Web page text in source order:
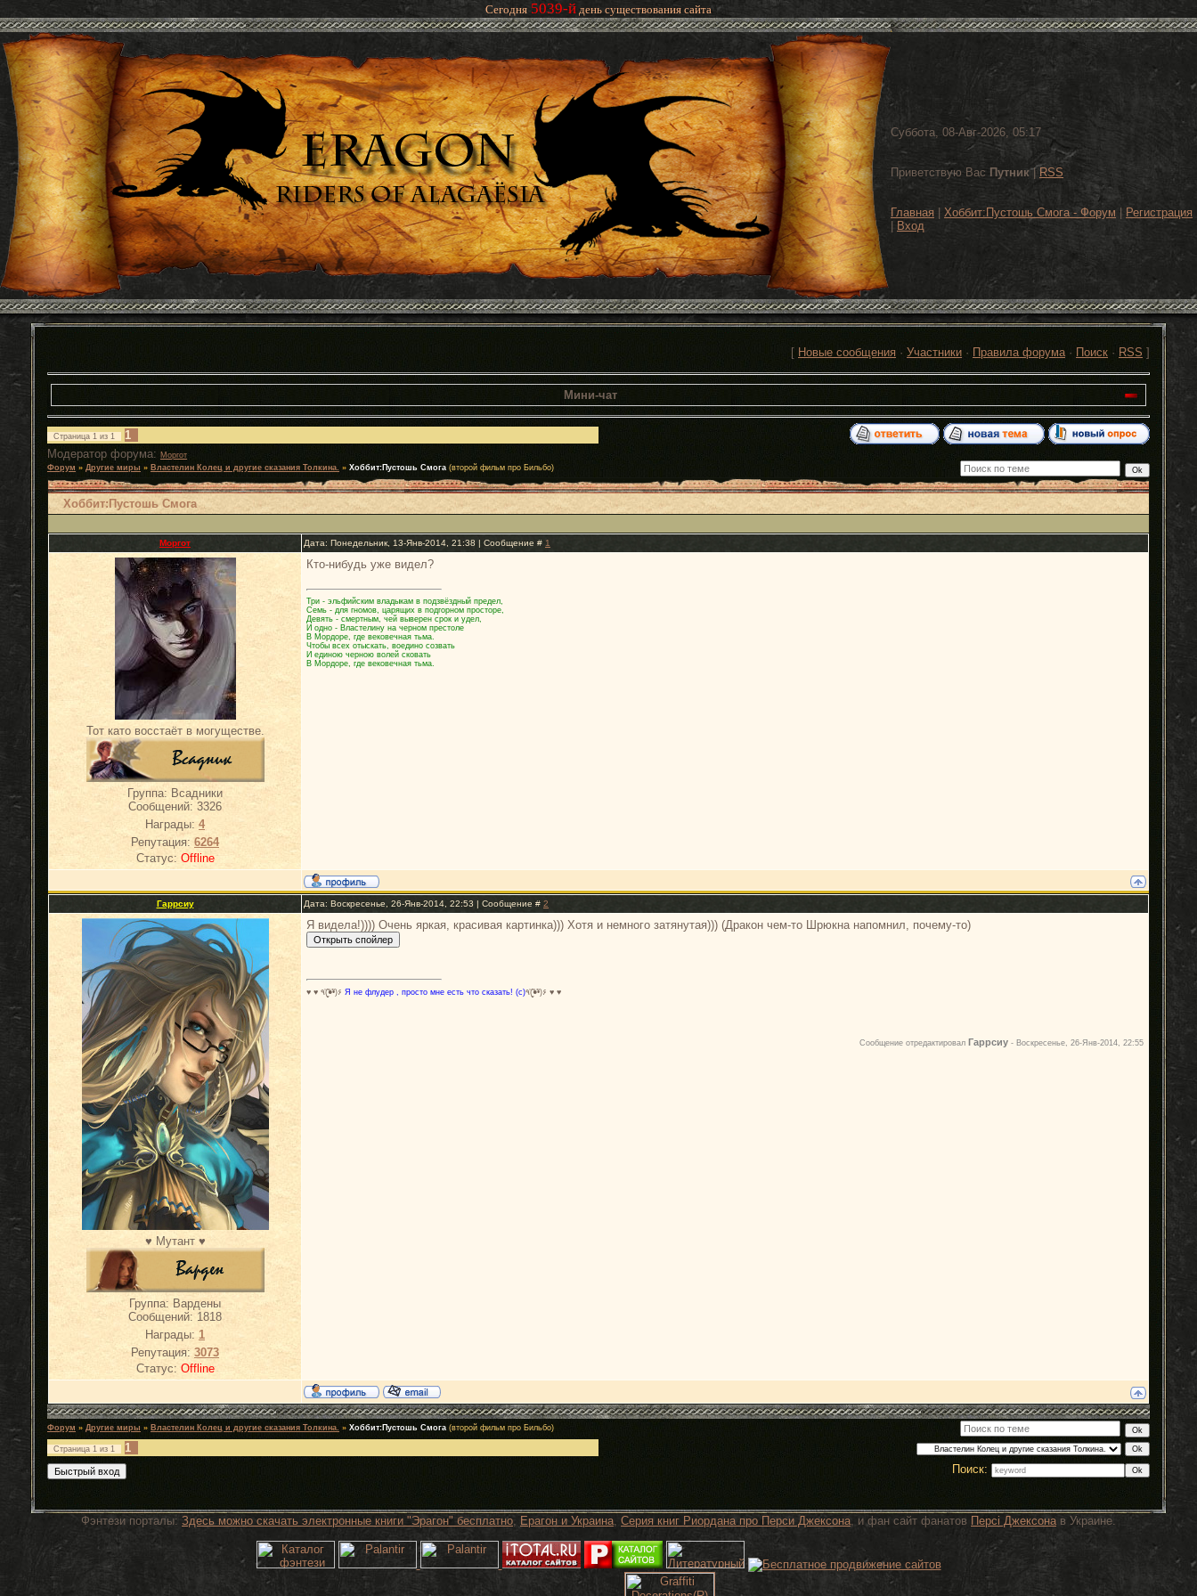
Сегодня 5039-й день существования сайта
Суббота, 08-Авг-2026, 05:17
Приветствую Вас Путник| RSS
Главная Хоббит:Пустошь Смога - Форум
Регистрация
Вход
[ Новые сообщения · Участники · Правила форума· Поиск · RSS ]
Мини-чат
Страница 1 из 1
1
Модератор форума: Моргот
Форум » Другие миры » Властелин Колец и другие сказания Толкина. » Хоббит:Пустошь Смога (второй фильм про Бильбо)
Хоббит:Пустошь Смога
Моргот Дата: Понедельник, 13-Янв-2014, 21:38 | Сообщение # 1
Тот като восстаёт в могуществе.
Группа: Всадники
Сообщений: 3326
Награды: 4
Репутация: 6264
Статус: Offline
Кто-нибудь уже видел?
Три - эльфийским владыкам в подзвёздный предел,
Семь - для гномов, царящих в подгорном просторе,
Девять - смертным, чей выверен срок и удел,
И одно - Властелину на черном престоле
В Мордоре, где вековечная тьма.
Чтобы всех отыскать, воедино созвать
И единою черною волей сковать
В Мордоре, где вековечная тьма.
Гаррсиу Дата: Воскресенье, 26-Янв-2014, 22:53 | Сообщение # 2
♥ Мутант ♥
Группа: Вардены
Сообщений: 1818
Награды: 1
Репутация: 3073
Статус: Offline
Я видела!)))) Очень яркая, красивая картинка))) Хотя и немного затянутая))) (Дракон чем-то Шрюкна напомнил, почему-то)
♥ ♥ ٩(̾●̮̮̃̾•̃̾)۶ Я не флудер , просто мне есть что сказать! (с) ٩(̾●̮̮̃̾•̃̾)۶ ♥ ♥
Сообщение отредактировал Гаррсиу - Воскресенье, 26-Янв-2014, 22:55
Форум » Другие миры » Властелин Колец и другие сказания Толкина. » Хоббит:Пустошь Смога (второй фильм про Бильбо)
Страница 1 из 1
1
Поиск:
Фэнтези порталы: Здесь можно скачать электронные книги "Эрагон" бесплатно, Ерагон и Украина, Серия книг Риордана про Перси Джексона, и фан сайт фанатов Персi Джексонав Украине.